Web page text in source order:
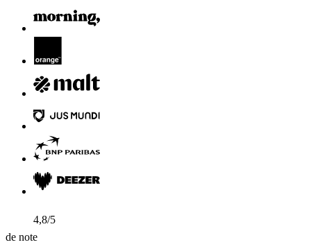
4,8/5
de note